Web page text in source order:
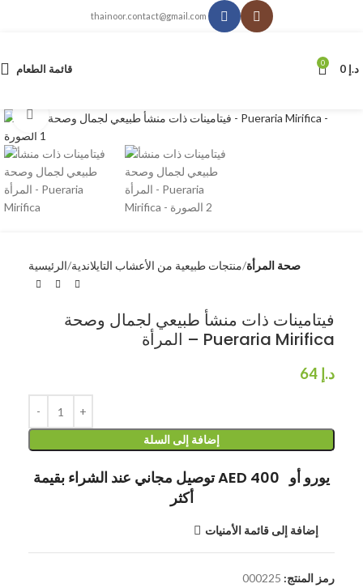
thainoor.contact@gmail.com
قائمة الطعام 0 د.إ
انقر للتكبير
الرئيسية منتجات طبيعية من الأعشاب التايلاندية صحة المرأة
فيتامينات ذات منشأ طبيعي لجمال وصحة
المرأة – Pueraria Mirifica
د.إ
إضافة إلى السلة
توصيل مجاني عند الشراء بقيمة AED 400 يورو أو
أكثر
إضافة إلى قائمة الأمنيات
رمز المنتج: 000225